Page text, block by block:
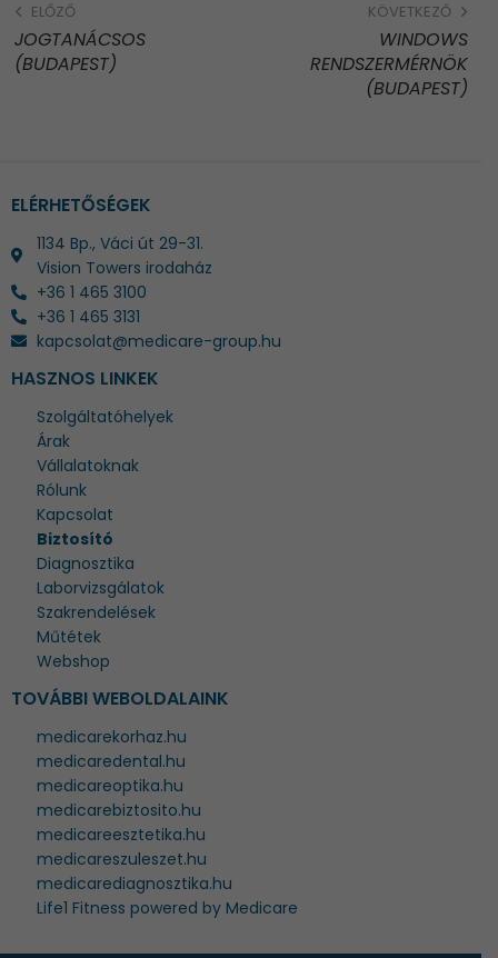
ELŐZŐ
JOGTANÁCSOS
(BUDAPEST)
KÖVETKEZŐ
WINDOWS
RENDSZERMÉRNÖK
(BUDAPEST)
ELÉRHETŐSÉGEK
1134 Bp., Váci út 29-31.
Vision Towers irodaház
+36 1 465 3100
+36 1 465 3131
kapcsolat@medicare-group.hu
HASZNOS LINKEK
Szolgáltatóhelyek
Árak
Vállalatoknak
Rólunk
Kapcsolat
Biztosító
Diagnosztika
Laborvizsgálatok
Szakrendelések
Műtétek
Webshop
TOVÁBBI WEBOLDALAINK
medicarekorhaz.hu
medicaredental.hu
medicareoptika.hu
medicarebiztosito.hu
medicareesztetika.hu
medicareszuleszet.hu
medicarediagnosztika.hu
Life1 Fitness powered by Medicare